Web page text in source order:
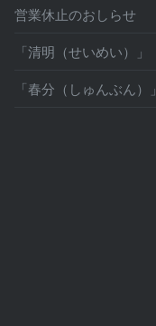
営業休止のおしらせ
「清明（せいめい）」
「春分（しゅんぶん）」